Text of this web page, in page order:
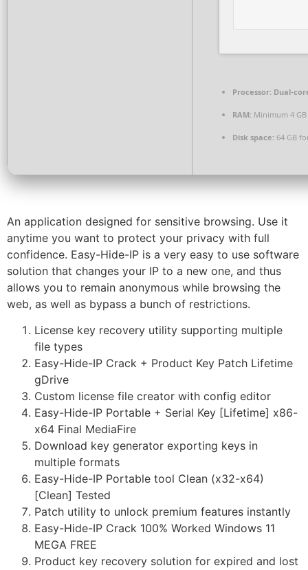
Processor: Dual-
RAM: Minimum 4 GB
Disk space: 64 GB
An application designed for sensitive browsing. Use it
anytime you want to protect your privacy with full
confidence. Easy-Hide-IP is a very easy to use software
solution that changes your IP to a new one, and thus
allows you to remain anonymous while browsing the
web, as well as bypass a bunch of restrictions.
License key recovery utility supporting multiple
file types
Easy-Hide-IP Crack + Product Key Patch Lifetime
gDrive
Custom license file creator with config editor
Easy-Hide-IP Portable + Serial Key [Lifetime] x86-
x64 Final MediaFire
Download key generator exporting keys in
multiple formats
Easy-Hide-IP Portable tool Clean (x32-x64)
[Clean] Tested
Patch utility to unlock premium features instantly
Easy-Hide-IP Crack 100% Worked Windows 11
MEGA FREE
Product key recovery solution for expired and lost